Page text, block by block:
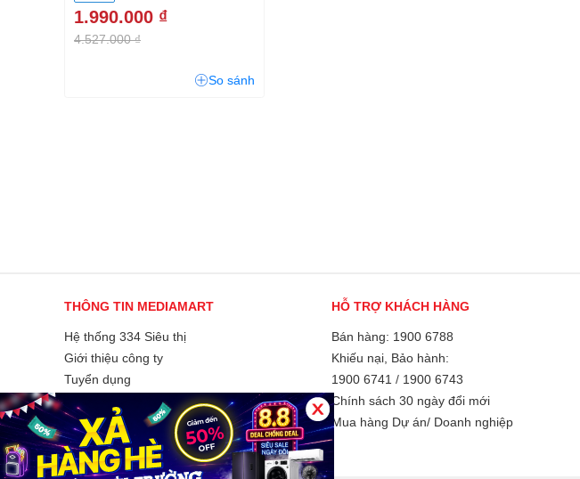
1.990.000 ₫
4.527.000 ₫
So sánh
THÔNG TIN MEDIAMART
Hệ thống 334 Siêu thị
Giới thiệu công ty
Tuyển dụng
Phương thức thanh toán
HỖ TRỢ KHÁCH HÀNG
Bán hàng: 1900 6788
Khiếu nại, Bảo hành:
1900 6741 / 1900 6743
Chính sách 30 ngày đổi mới
Mua hàng Dự án/ Doanh nghiệp